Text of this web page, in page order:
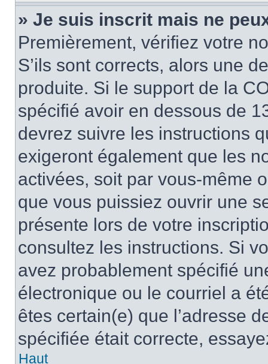
» Je suis inscrit mais ne
Premièrement, vérifiez votre
S’ils sont corrects, alors une
produite. Si le support de la
spécifié avoir en dessous de
devrez suivre les instructions
exigeront également que les
activées, soit par vous-même
que vous puissiez ouvrir une
présente lors de votre
consultez les instructions. Si
avez probablement spécifié
électronique ou le courriel a
êtes certain(e) que l’adresse
spécifiée était correcte,
Haut